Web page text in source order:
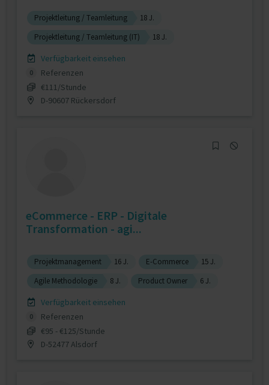
Projektleitung / Teamleitung
18 J.
Projektleitung / Teamleitung (IT)
18 J.
Verfügbarkeit einsehen
0
Referenzen
€111/Stunde
D-90607 Rückersdorf
eCommerce - ERP - Digitale
Transformation - agi...
Projektmanagement 16 J. E-Commerce
15 J.
Agile Methodologie
8 J. Product Owner 6 J.
Verfügbarkeit einsehen
0
Referenzen
€95 - €125/Stunde
D-52477 Alsdorf